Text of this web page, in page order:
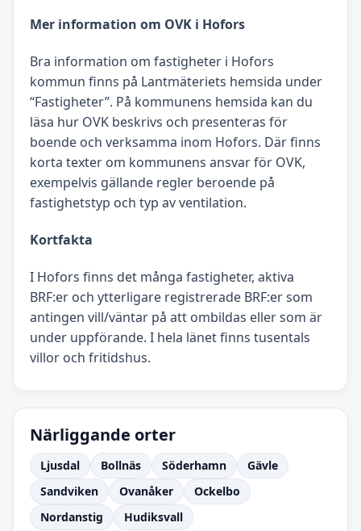
Mer information om OVK i Hofors
Bra information om fastigheter i Hofors
kommun finns på Lantmäteriets hemsida under
“Fastigheter”. På kommunens hemsida kan du
läsa hur OVK beskrivs och presenteras för
boende och verksamma inom Hofors. Där finns
korta texter om kommunens ansvar för OVK,
exempelvis gällande regler beroende på
fastighetstyp och typ av ventilation.
Kortfakta
I Hofors finns det många fastigheter, aktiva
BRF:er och ytterligare registrerade BRF:er som
antingen vill/väntar på att ombildas eller som är
under uppförande. I hela länet finns tusentals
villor och fritidshus.
Närliggande orter
Ljusdal Bollnäs Söderhamn
Gävle
Sandviken
Ovanåker
Ockelbo
Nordanstig
Hudiksvall